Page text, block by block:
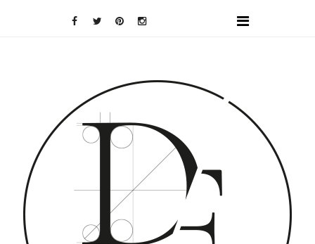
DOMINO
EFFECT